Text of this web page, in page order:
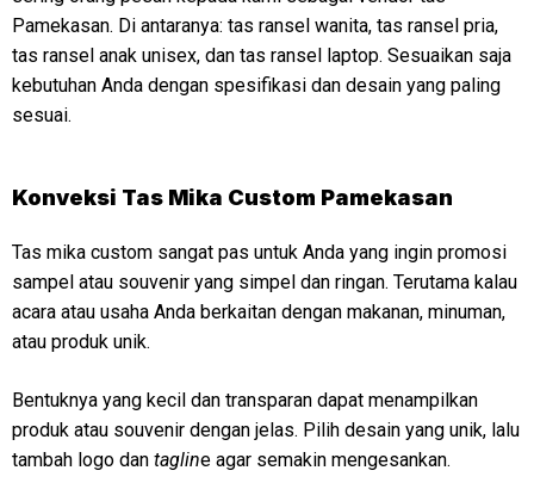
Pamekasan. Di antaranya: tas ransel wanita, tas ransel pria,
tas ransel anak unisex, dan tas ransel laptop. Sesuaikan saja
kebutuhan Anda dengan spesifikasi dan desain yang paling
sesuai.
Konveksi Tas Mika Custom Pamekasan
Tas mika custom sangat pas untuk Anda yang ingin promosi
sampel atau souvenir yang simpel dan ringan. Terutama kalau
acara atau usaha Anda berkaitan dengan makanan, minuman,
atau produk unik.
Bentuknya yang kecil dan transparan dapat menampilkan
produk atau souvenir dengan jelas. Pilih desain yang unik, lalu
tambah logo dan tagline agar semakin mengesankan.